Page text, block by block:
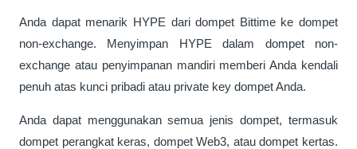
Anda dapat menarik HYPE dari dompet Bittime ke dompet
non-exchange. Menyimpan HYPE dalam dompet non-
exchange atau penyimpanan mandiri memberi Anda kendali
penuh atas kunci pribadi atau private key dompet Anda.
Anda dapat menggunakan semua jenis dompet, termasuk
dompet perangkat keras, dompet Web3, atau dompet kertas.